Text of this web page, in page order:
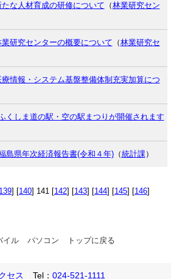
たな人材育成の研修について （林業研究セン
業研究センターの概要について （林業研究セ
療情報・システム基盤整備体制充実加算につ
くしま道の駅・空の駅まつりが開催されます
島県年次経済報告書(令和４年)（統計課）
139] [140] 141 [142] [143] [144] [145] [146]
イル パソコン トップに戻る
セス Tel： 024-521-1111